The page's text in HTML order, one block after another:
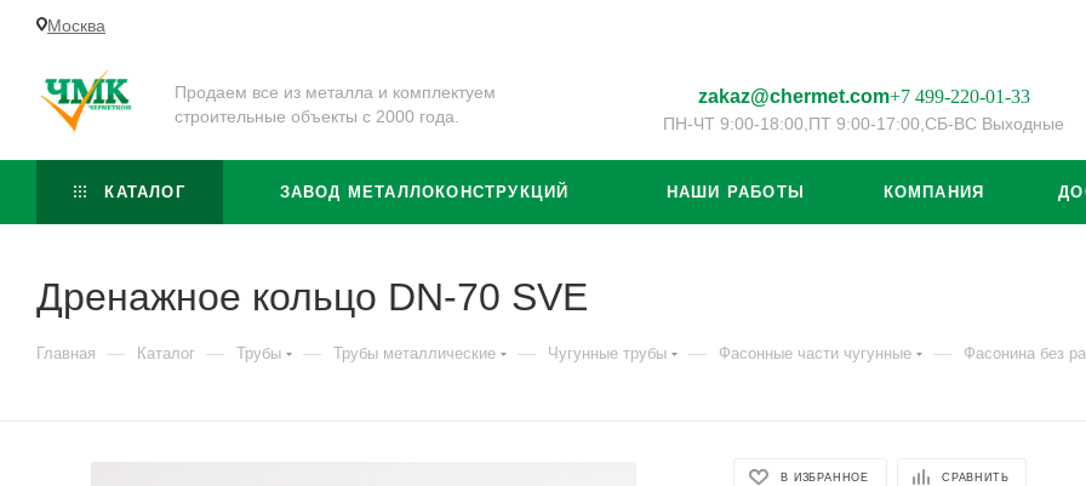
Москва
Продаем все из металла и комплектуем
строительные объекты с 2000 года.
zakaz@chermet.com+7 499-220-01-33
ПН-ЧТ 9:00-18:00, ПТ 9:00-17:00, СБ-ВС Выходные
КАТАЛОГ ЗАВОД МЕТАЛЛОКОНСТРУКЦИЙ НАШИ РАБОТЫ КОМПАНИЯ
Дренажное кольцо DN-70 SVE
Главная — Каталог — Трубы — Трубы металлические — Чугунные трубы — Фасонные части чугунные — Фасонина без
В ИЗБРАННОЕ СРАВНИТЬ